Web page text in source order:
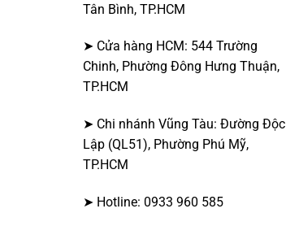
Tân Bình, TP.HCM
➤ Cửa hàng HCM: 544 Trường
Chinh, Phường Đông Hưng Thuận,
TP.HCM
➤ Chi nhánh Vũng Tàu: Đường Độc
Lập (QL51), Phường Phú Mỹ,
TP.HCM
➤ Hotline: 0933 960 585